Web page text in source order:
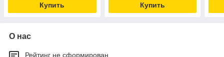
Купить Купить
О нас
Рейтинг не сформирован